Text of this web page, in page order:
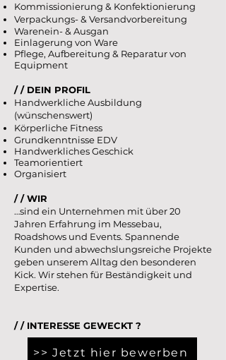
Kommissionierung & Konfektionierung
Verpackungs- & Versandvorbereitung
Warenein- & Ausgan
Einlagerung von Ware
Pflege, Aufbereitung & Reparatur von
Equipment
/ / DEIN PROFIL
Handwerkliche Ausbildung
(wünschenswert)
Körperliche Fitness
Grundkenntnisse EDV
Handwerkliches Geschick
Teamorientiert
Organisiert
/ / WIR
…sind ein Unternehmen mit über 20
Jahren Erfahrung im Messebau,
Roadshows und Events. Spannende
Kunden und abwechslungsreiche Projekte
geben unserem Alltag den besonderen
Kick. Wir stehen für Beständigkeit und
Expertise.
/ / INTERESSE GEWECKT ?
>> Jetzt hier bewerben